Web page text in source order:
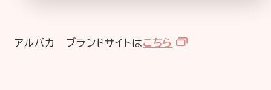
アルパカ ブランドサイトはこちら